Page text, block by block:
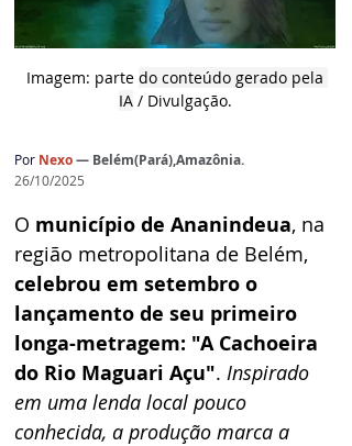
Imagem: parte do conteúdo gerado pela
IA / Divulgação.
Por Nexo — Belém(Pará),Amazônia.
26/10/2025
O município de Ananindeua, na
região metropolitana de Belém,
celebrou em setembro o
lançamento de seu primeiro
longa-metragem: "A Cachoeira
do Rio Maguari Açu". Inspirado
em uma lenda local pouco
conhecida, a produção marca a